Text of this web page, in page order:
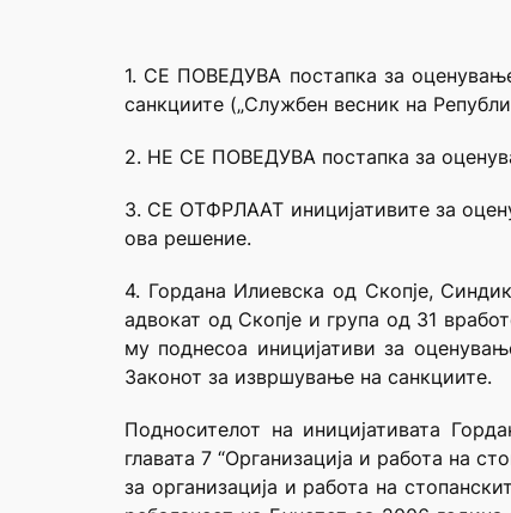
1. СЕ ПОВЕДУВА постапка за
санкциите („Службен весник на
2. НЕ СЕ ПОВЕДУВА постапка за
3. СЕ ОТФРЛААТ иницијативите за
ова решение.
4. Гордана Илиевска од Скопје,
адвокат од Скопје и група од 31
му поднесоа иницијативи за
Законот за извршување на санкциите.
Подносителот на иницијативата
главата 7 “Организација и работа на
за организација и работа на